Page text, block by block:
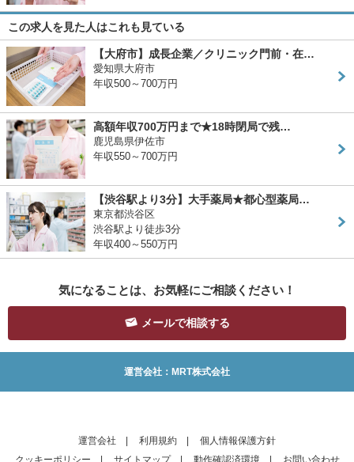
この求人を見た人はこれも見ている
【大府市】成長企業／クリニック門前・在…
愛知県大府市
年収500～700万円
高額年収700万円まで★18時閉局で残…
鹿児島県伊佐市
年収550～700万円
【渋谷駅より3分】大手薬局★都心型薬局…
東京都渋谷区
渋谷駅より徒歩3分
年収400～550万円
気になることは、お気軽にご相談ください！
メールで相談する
運営会社：MRT株式会社
運営会社 利用規約
個人情報保護方針